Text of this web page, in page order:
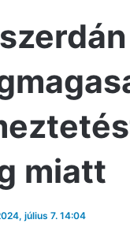
miatt
július 7. 14:04